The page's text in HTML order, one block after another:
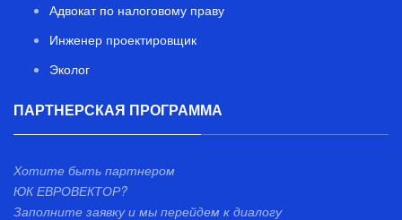
Адвокат по налоговому праву
Инженер проектировщик
Эколог
ПАРТНЕРСКАЯ ПРОГРАММА
Хотите быть партнером
ЮК ЕВРОВЕКТОР?
Заполните заявку и мы перейдем к диалогу